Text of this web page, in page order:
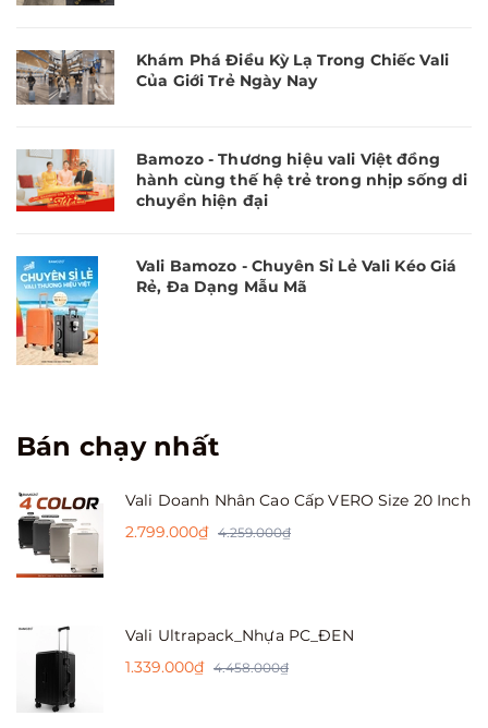
Khám Phá Điều Kỳ Lạ Trong Chiếc Vali
Của Giới Trẻ Ngày Nay
Bamozo - Thương hiệu vali Việt đồng
hành cùng thế hệ trẻ trong nhịp sống di
chuyển hiện đại
Vali Bamozo - Chuyên Sỉ Lẻ Vali Kéo Giá
Rẻ, Đa Dạng Mẫu Mã
Bán chạy nhất
Vali Doanh Nhân Cao Cấp VERO Size 20 Inch
2.799.000₫ 4.259.000₫
Vali Ultrapack_Nhựa PC_ĐEN
1.339.000₫ 4.458.000₫